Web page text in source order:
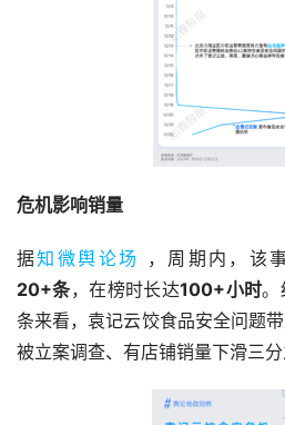
危机影响销量
据知微舆论场
，周期内，该
20+条，在榜时长达100+小时。
条来看，袁记云饺食品安全问题
被立案调查、有店铺销量下滑三分